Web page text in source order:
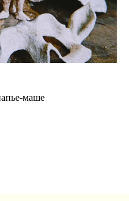
маше